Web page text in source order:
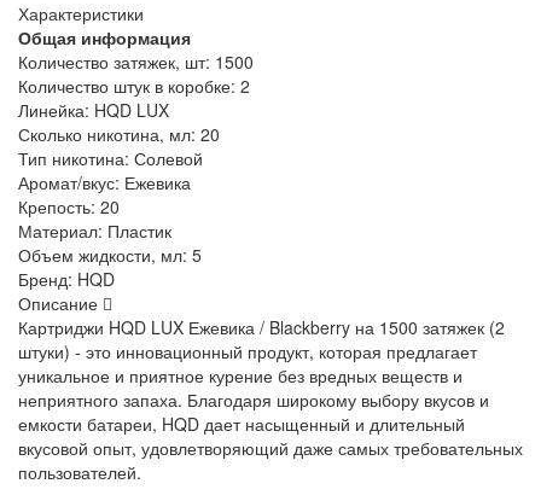
Характеристики
Общая информация
Количество затяжек, шт: 1500
Количество штук в коробке: 2
Линейка: HQD LUX
Сколько никотина, мл: 20
Тип никотина: Солевой
Аромат/вкус: Ежевика
Крепость: 20
Материал: Пластик
Объем жидкости, мл: 5
Бренд: HQD
Описание
Картриджи HQD LUX Ежевика / Blackberry на 1500 затяжек (2
штуки) - это инновационный продукт, которая предлагает
уникальное и приятное курение без вредных веществ и
неприятного запаха. Благодаря широкому выбору вкусов и
емкости батареи, HQD дает насыщенный и длительный
вкусовой опыт, удовлетворяющий даже самых требовательных
пользователей.